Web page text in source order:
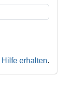
Hilfe erhalten.